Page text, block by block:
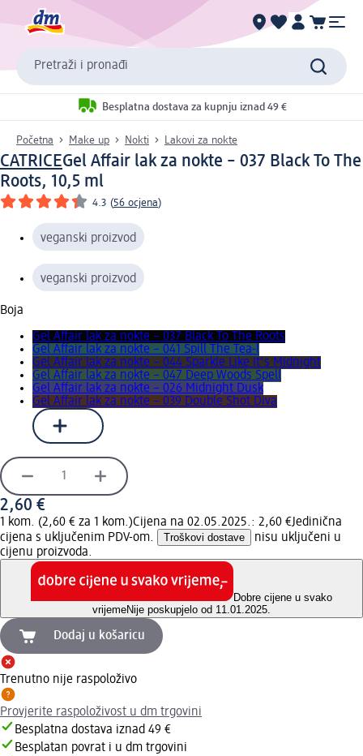
Pretraži i pronađi
Besplatna dostava za kupnju iznad 49 €
Početna Make up Nokti Lakovi za nokte
CATRICEGel Affair lak za nokte – 037 Black To The
Roots, 10,5 ml
4.3 (56 ocjena)
veganski proizvod
veganski proizvod
Boja
Gel Affair lak za nokte – 037 Black To The Roots
Gel Affair lak za nokte – 041 Spill The Tea-l
Gel Affair lak za nokte – 044 Sparkle Like It's Midnight
Gel Affair lak za nokte – 047 Deep Woods Spell
Gel Affair lak za nokte – 026 Midnight Dusk
Gel Affair lak za nokte – 039 Double Shot Diva
2,60 €
1 kom. (2,60 € za 1 kom.)Cijena na 02.05.2025.: 2,60 €Jedinična
cijena s uključenim PDV-om.
Troškovi dostave
nisu uključeni u
cijenu proizvoda.
Dobre cijene u svako
vrijemeNije poskupjelo od 11.01.2025.
Dodaj u košaricu
Trenutno nije raspoloživo
Provjerite raspoloživost u dm trgovini
Besplatna dostava iznad 49 €
Besplatan povrat i u dm trgovini